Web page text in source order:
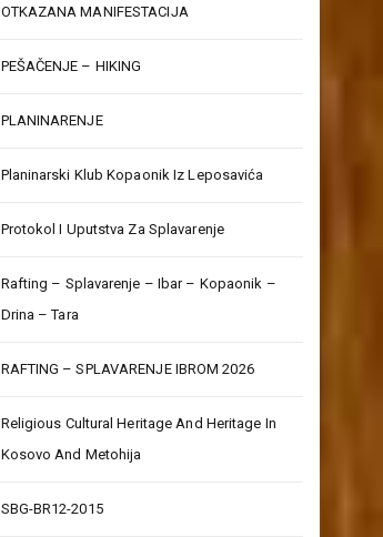
OTKAZANA MANIFESTACIJA
PEŠAČENJE – HIKING
PLANINARENJE
Planinarski Klub Kopaonik Iz Leposavića
Protokol I Uputstva Za Splavarenje
Rafting – Splavarenje – Ibar – Kopaonik –
Drina – Tara
RAFTING – SPLAVARENJE IBROM 2026
Religious Cultural Heritage And Heritage In
Kosovo And Metohija
SBG-BR12-2015